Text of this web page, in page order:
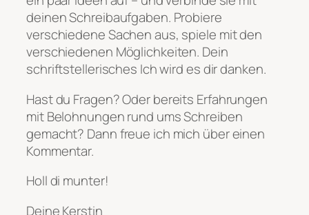
deinen Schreibaufgaben. Probiere
verschiedene Sachen aus, spiele mit den
verschiedenen Möglichkeiten. Dein
schriftstellerisches Ich wird es dir danken.
Hast du Fragen? Oder bereits Erfahrungen
mit Belohnungen rund ums Schreiben
gemacht? Dann freue ich mich über einen
Kommentar.
Holl di munter!
Deine Kerstin